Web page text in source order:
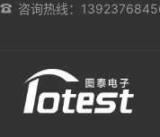
咨询热线：